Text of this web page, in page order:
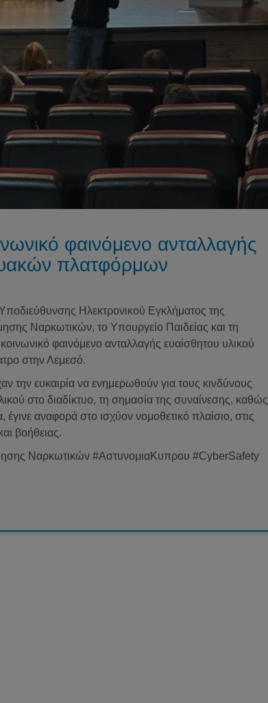
φαινόμενο ανταλλαγής
πλατφόρμων
Ηλεκτρονικού Εγκλήματος της
Ναρκωτικών, το Υπουργείο Παιδείας και τη
φαινόμενο ανταλλαγής ευαίσθητου υλικού
στην Λεμεσό.
την ευκαιρία να ενημερωθούν για τους κινδύνους
στο διαδίκτυο, τη σημασία της συναίνεσης, καθώς
αναφορά στο ισχύον νομοθετικό πλαίσιο, στις
βοήθειας.
Ναρκωτικών #ΑστυνομιαΚυπρου #CyberSafety